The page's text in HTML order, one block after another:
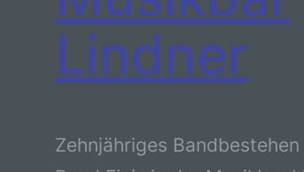
Lindner
Zehnjähriges